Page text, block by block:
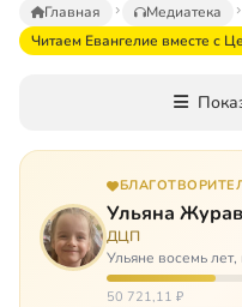
Главная
Медиатека
Читаем Евангелие вместе с
Ульяна
ДЦП
Ульяне восемь
многодетной
Несколько
50 721,11 ₽